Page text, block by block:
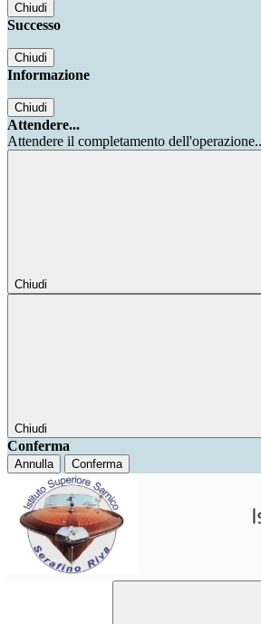
Chiudi
Successo
Chiudi
Informazione
Chiudi
Attendere...
Attendere il completamento
Chiudi
Chiudi
Conferma
Annulla Conferma